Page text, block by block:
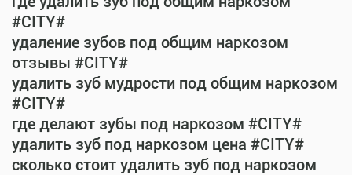
#CITY#
удаление зубов под общим наркозом
отзывы #CITY#
удалить зуб мудрости под общим наркозом
#CITY#
где делают зубы под наркозом #CITY#
удалить зуб под наркозом цена #CITY#
сколько стоит удалить зуб под наркозом